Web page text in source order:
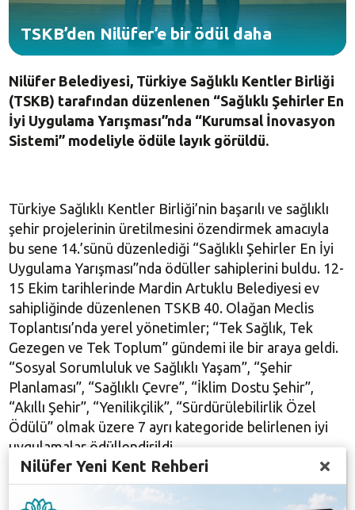
TSKB’den Nilüfer’e bir ödül daha
Nilüfer Belediyesi, Türkiye Sağlıklı Kentler Birliği
(TSKB) tarafından düzenlenen “Sağlıklı Şehirler En
İyi Uygulama Yarışması”nda “Kurumsal İnovasyon
Sistemi” modeliyle ödüle layık görüldü.
Türkiye Sağlıklı Kentler Birliği’nin başarılı ve sağlıklı
şehir projelerinin üretilmesini özendirmek amacıyla
bu sene 14.’sünü düzenlediği “Sağlıklı Şehirler En İyi
Uygulama Yarışması”nda ödüller sahiplerini buldu. 12-
15 Ekim tarihlerinde Mardin Artuklu Belediyesi ev
sahipliğinde düzenlenen TSKB 40. Olağan Meclis
Toplantısı’nda yerel yönetimler; “Tek Sağlık, Tek
Gezegen ve Tek Toplum” gündemi ile bir araya geldi.
“Sosyal Sorumluluk ve Sağlıklı Yaşam”, “Şehir
Planlaması”, “Sağlıklı Çevre”, “İklim Dostu Şehir”,
“Akıllı Şehir”, “Yenilikçilik”, “Sürdürülebilirlik Özel
Ödülü” olmak üzere 7 ayrı kategoride belirlenen iyi
uygulamalar ödüllendirildi.
Nilüfer Belediyesi, inovasyon performansının
sürdürülebilir şekilde artışının sağlanması ve
Nilüfer Yeni Kent Rehberi